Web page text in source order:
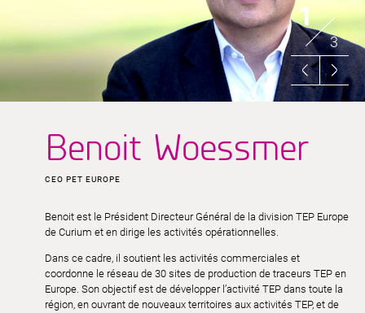
Benoit Woessmer
CEO PET EUROPE
Benoit est le Président Directeur Général de la division TEP Europe
de Curium et en dirige les activités opérationnelles.
Dans ce cadre, il soutient les activités commerciales et
coordonne le réseau de 30 sites de production de traceurs TEP en
Europe. Son objectif est de développer l’activité TEP dans toute la
région, en ouvrant de nouveaux territoires aux activités TEP, et de
1
3